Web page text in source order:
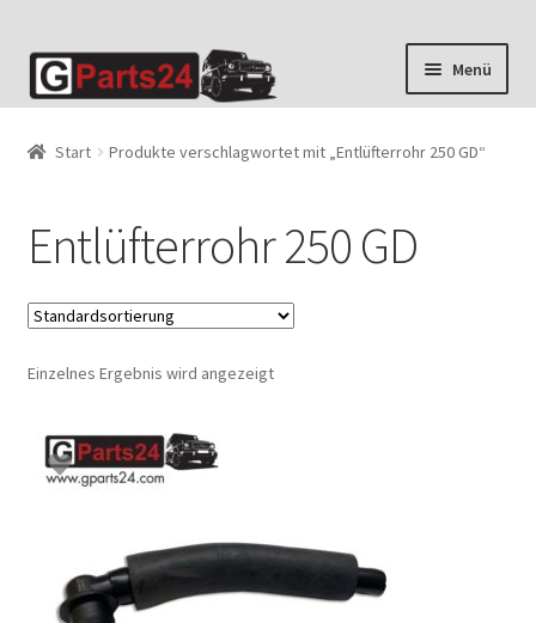
Zur
Navigation
Zum
Inhalt
Menü
Start Produkte verschlagwortet mit „Entlüfterrohr 250 GD“
Entlüfterrohr 250 GD
Einzelnes Ergebnis wird angezeigt